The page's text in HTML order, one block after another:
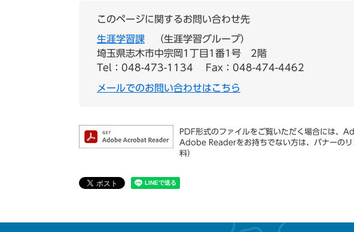
このページに関するお問い合わせ先
生涯学習課
生涯学習グループ
埼玉県志木市中宗岡1丁目1番1号 2階
Tel：048-473-1134
Fax：048-474-4462
メールでのお問い合わせはこちら
PDF形式のファイルをご覧いただく場合には、
Adobe Readerをお持ちでない方は、バナーの
料）